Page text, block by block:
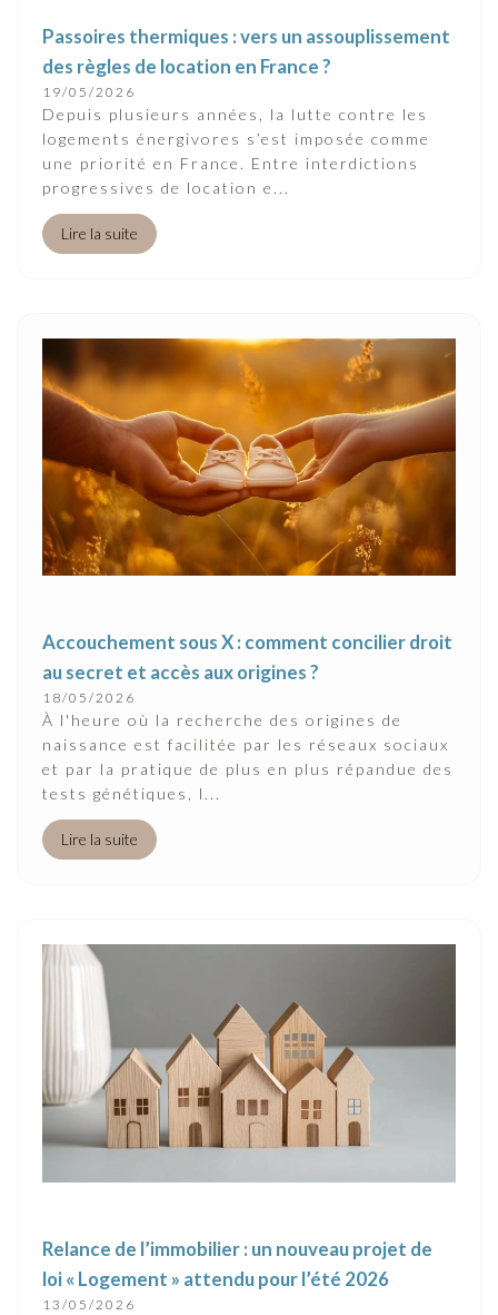
Passoires thermiques : vers un assouplissement
des règles de location en France ?
19/05/2026
Depuis plusieurs années, la lutte contre les
logements énergivores s’est imposée comme
une priorité en France. Entre interdictions
progressives de location e...
Lire la suite
Accouchement sous X : comment concilier droit
au secret et accès aux origines ?
18/05/2026
À l'heure où la recherche des origines de
naissance est facilitée par les réseaux sociaux
et par la pratique de plus en plus répandue des
tests génétiques, l...
Lire la suite
Relance de l’immobilier : un nouveau projet de
loi « Logement » attendu pour l’été 2026
13/05/2026